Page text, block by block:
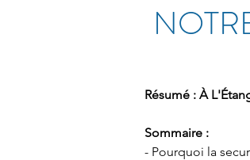
Résumé : À
Sommaire :
- Pourquoi la